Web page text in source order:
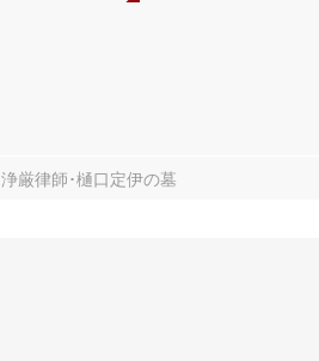
浄厳律師･樋口定伊の墓